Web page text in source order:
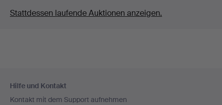
Stattdessen laufende Auktionen anzeigen.
Navigation
Hilfe und Kontakt
Kontakt mit dem Support aufnehmen